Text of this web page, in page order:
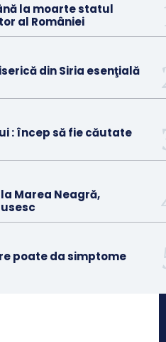
la moarte statul
al României
din Siria esenţială
: încep să fie căutate
Marea Neagră,
poate da simptome